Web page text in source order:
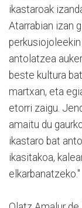
ikastaroak
Atarrabian izan
antolatzea
beste kultura
martxan, eta
etorri zaigu.
amaitu du
ikastaro bat
ikasitakoa,
elkarbanatzeko."